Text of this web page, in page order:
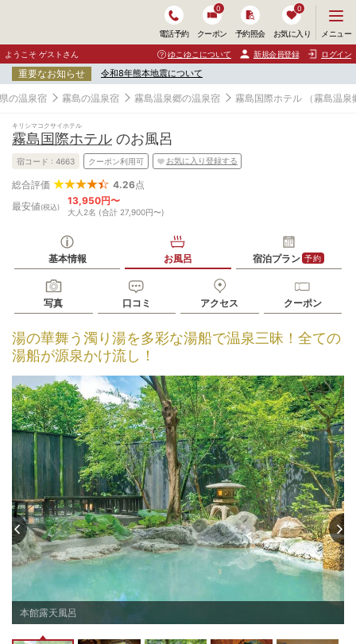
電話予約 クーポン
0
予約照会 お気に入り
0
ニ
ュ
ー
開
く
メニュー
ようこそ ゲストさん ゆこゆこについて 新規会員登録 ログイン
重要なお知らせ 令和8年熊本地震について
の温泉宿 霧島の温泉宿 霧島温泉郷の温泉宿 霧島国際ホテル （霧島温泉
キリシマコクサイホテル
霧島国際ホテル のお風呂
宿コード : 4663 クーポン利用可 お気に入り登録する
総合評価 4.26点
最安値(税込)
13,950円〜
大人2名 (合計 27,900円〜)
基本情報 お風呂 宿泊プラン 予約
写真 口コミ アクセス クーポン
湯の華舞う濁り湯を多彩な湯船で温泉三昧！全ての
湯船が源泉かけ流し！
本館露天風呂